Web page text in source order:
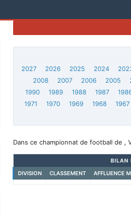
2027
2026 2025 2024
2008
2007 2006 2005
1990
1989 1988 1987
1971
1970 1969 1968 1967
Dans ce championnat de football de ,
BILAN
DIVISION
CLASSEMENT AFFLUENCE